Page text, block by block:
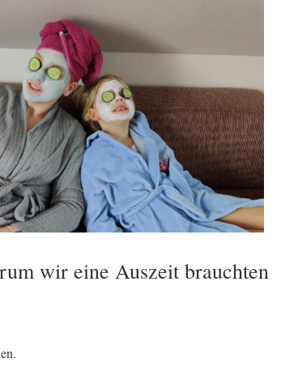
wir eine Auszeit brauchten